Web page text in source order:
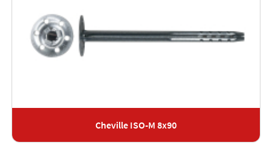
Cheville ISO-M 8x90